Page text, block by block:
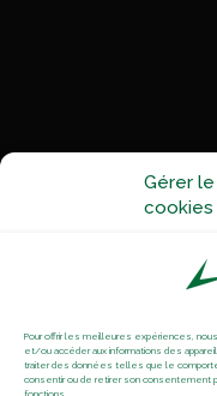
Gérer
cookies
Pour offrir les meilleures expériences,
et/ou accéder aux informations des
traiter des données telles que le
consentir ou de retirer son consentement
fonctions.